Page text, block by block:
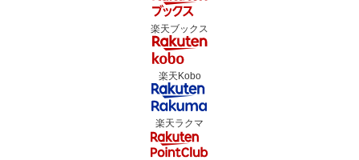
楽天ブックス
楽天Kobo
楽天ラクマ